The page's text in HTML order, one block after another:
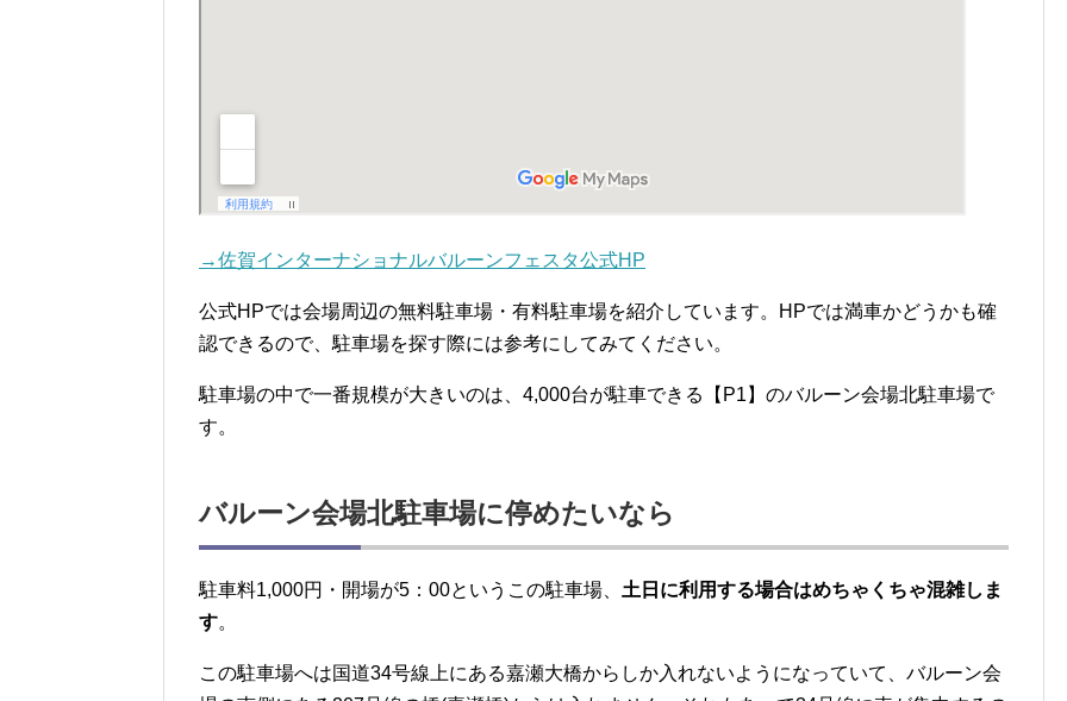
→佐賀インターナショナルバルーンフェスタ公式HP
公式HPでは会場周辺の無料駐車場・有料駐車場を紹介しています。HPでは満車かどうかも確
認できるので、駐車場を探す際には参考にしてみてください。
駐車場の中で一番規模が大きいのは、4,000台が駐車できる【P1】のバルーン会場北駐車場で
す。
バルーン会場北駐車場に停めたいなら
駐車料1,000円・開場が5：00というこの駐車場、 土日に利用する場合はめちゃくちゃ混雑しま
す。
この駐車場へは国道34号線上にある嘉瀬大橋からしか入れないようになっていて、バルーン会